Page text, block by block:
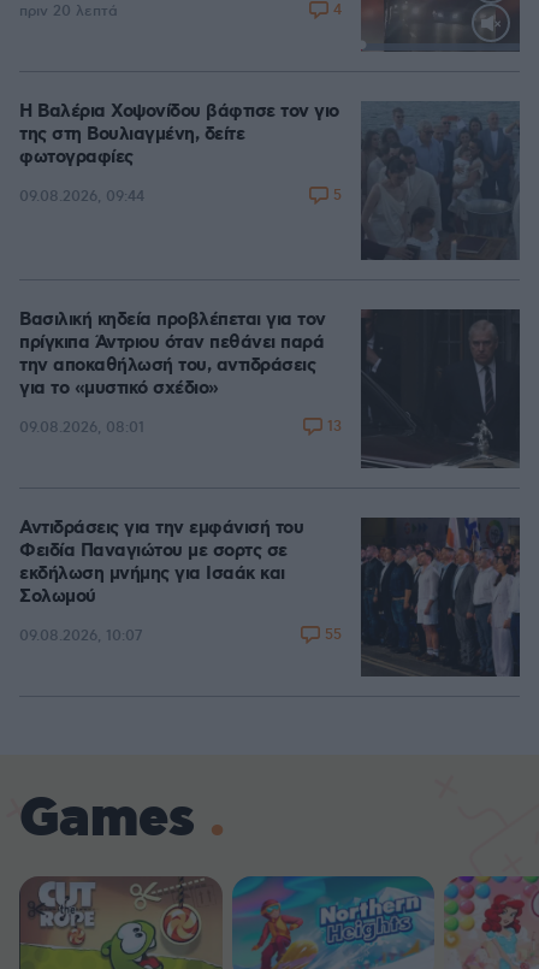
Loaded :
πριν 20 λεπτά 4
Η Βαλέρια Χοψονίδου βάφτισε τον γιο
της στη Βουλιαγμένη, δείτε
φωτογραφίες
09.08.2026, 09:44 5
Βασιλική κηδεία προβλέπεται για τον
πρίγκιπα Άντριου όταν πεθάνει παρά
την αποκαθήλωσή του, αντιδράσεις
για το «μυστικό σχέδιο»
09.08.2026, 08:01 13
Αντιδράσεις για την εμφάνισή του
Φειδία Παναγιώτου με σορτς σε
εκδήλωση μνήμης για Ισαάκ και
Σολωμού
09.08.2026, 10:07 55
Games